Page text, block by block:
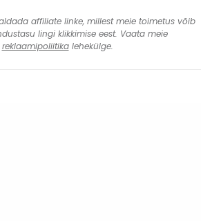
affiliate linke, millest meie toimetus võib
lingi klikkimise eest. Vaata meie
reklaamipoliitikalehekülge.